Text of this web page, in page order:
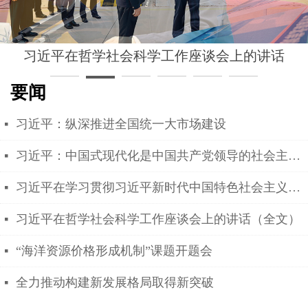
习近平在哲学社会科学工作座谈会上的讲话
넷 习近平：纵深推进全国统一大市场建设
넷 习近平：中国式现代化是中国共产党领导的社会主义现代化
넷 习近平在学习贯彻习近平新时代中国特色社会主义思想主题教育工作会议上的讲话
넷 习近平在哲学社会科学工作座谈会上的讲话（全文）
넷 “海洋资源价格形成机制”课题开题会
넷 全力推动构建新发展格局取得新突破
要闻